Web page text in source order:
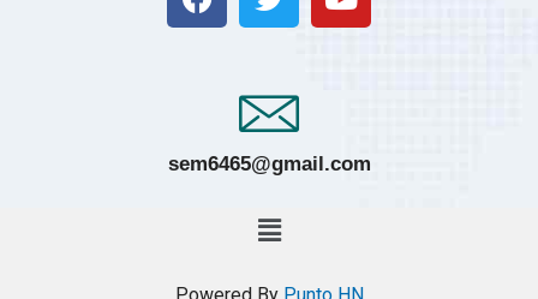
sem6465@gmail.com
Powered By Punto HN